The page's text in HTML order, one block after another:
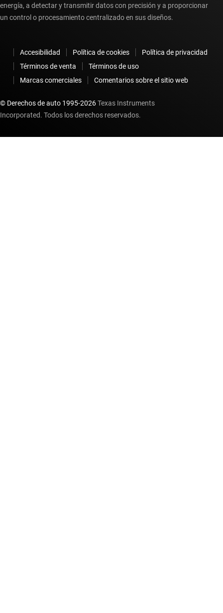
energía, a detectar y transmitir datos con precisión y a proporcionar
un control o procesamiento centralizado en sus diseños.
Accesibilidad Política de cookies
Política de privacidad
Términos de venta
Términos de uso
Marcas comerciales
Comentarios sobre el sitio web
© Derechos de auto 1995-2026Texas Instruments
Incorporated. Todos los derechos reservados.